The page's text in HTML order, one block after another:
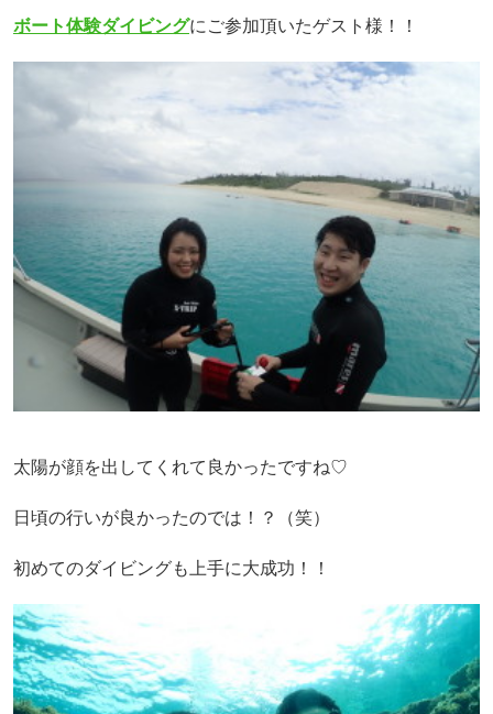
ボート体験ダイビングにご参加頂いたゲスト様！！
太陽が顔を出してくれて良かったですね♡
日頃の行いが良かったのでは！？（笑）
初めてのダイビングも上手に大成功！！